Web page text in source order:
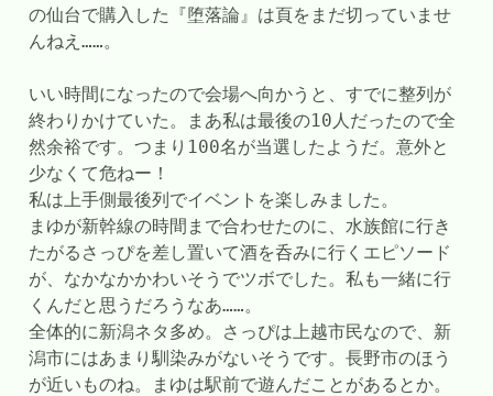
の仙台で購入した『堕落論』は頁をまだ切っていませ
んねえ……。
いい時間になったので会場へ向かうと、すでに整列が
終わりかけていた。まあ私は最後の10人だったので全
然余裕です。つまり100名が当選したようだ。意外と
少なくて危ねー！
私は上手側最後列でイベントを楽しみました。
まゆが新幹線の時間まで合わせたのに、水族館に行き
たがるさっぴを差し置いて酒を呑みに行くエピソード
が、なかなかかわいそうでツボでした。私も一緒に行
くんだと思うだろうなあ……。
全体的に新潟ネタ多め。さっぴは上越市民なので、新
潟市にはあまり馴染みがないそうです。長野市のほう
が近いものね。まゆは駅前で遊んだことがあるとか。